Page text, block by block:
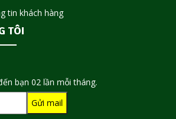
tin khách hàng
TÔI
bạn 02 lần mỗi tháng.